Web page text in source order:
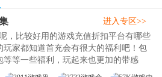
心
，比较好用的游戏充值折扣平台有哪些
家都知道首充会有很大的福利吧！包
等一些福利，玩起来也更加的带感
手游，全新的体验升级，小编专门为
进入专区>>